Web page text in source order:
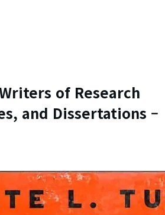
of Research
and Dissertations –